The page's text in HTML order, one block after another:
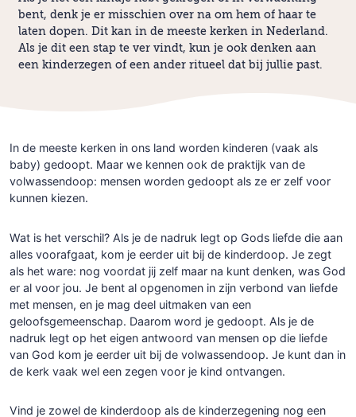
bent, denk je er misschien over na om hem of haar te
laten dopen. Dit kan in de meeste kerken in Nederland.
Als je dit een stap te ver vindt, kun je ook denken aan
een kinderzegen of een ander ritueel dat bij jullie past.
In de meeste kerken in ons land worden kinderen (vaak als
baby) gedoopt. Maar we kennen ook de praktijk van de
volwassendoop: mensen worden gedoopt als ze er zelf voor
kunnen kiezen.
Wat is het verschil? Als je de nadruk legt op Gods liefde die aan
alles voorafgaat, kom je eerder uit bij de kinderdoop. Je zegt
als het ware: nog voordat jij zelf maar na kunt denken, was God
er al voor jou. Je bent al opgenomen in zijn verbond van liefde
met mensen, en je mag deel uitmaken van een
geloofsgemeenschap. Daarom word je gedoopt. Als je de
nadruk legt op het eigen antwoord van mensen op die liefde
van God kom je eerder uit bij de volwassendoop. Je kunt dan in
de kerk vaak wel een zegen voor je kind ontvangen.
Vind je zowel de kinderdoop als de kinderzegening nog een